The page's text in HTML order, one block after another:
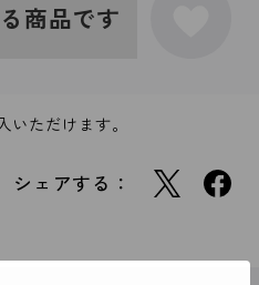
商品です
いただけます。
シェアする：